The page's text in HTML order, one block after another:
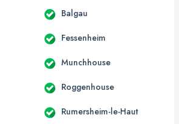
Balgau
Fessenheim
Munchhouse
Roggenhouse
Rumersheim-le-Haut